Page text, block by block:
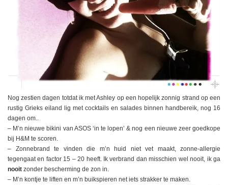
Nog zestien dagen totdat ik met Ashley op een hopelijk zonnig strand op een
rustig Grieks eiland lig met cocktails en salades binnen handbereik, nog 16
dagen om..
– M’n nieuwe bikini van ASOS ‘in te lopen’ & nog een nieuwe zeer goedkope
bij H&M te scoren.
– Zonnebrand te vinden die m’n huid niet vet maakt, zonne-allergie
tegengaat en factor 15 – 20 heeft. Ik verbrand dan misschien wel nooit, ik ga
nooit zonder bescherming de zon in.
– M’n kontje te liften en m’n buikspieren net iets strakker te maken.